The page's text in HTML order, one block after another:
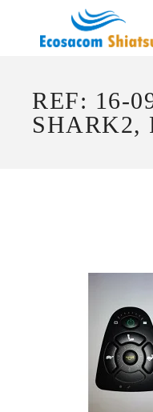
REF: 16-
SHARK2,